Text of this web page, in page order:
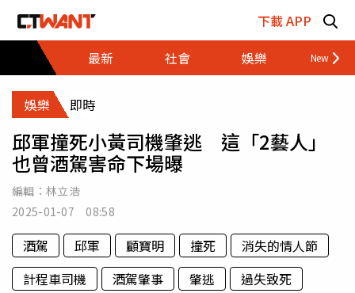
下載 APP
最新
社會 娛樂 財經
娛樂 即時
邱軍撞死小黃司機肇逃 這「2藝人」
也曾酒駕害命下場曝
編輯： 林立浩
2025-01-07 08:58
酒駕 邱軍 顧寶明 撞死
消失的情人節
計程車司機
酒駕肇事 肇逃 過失致死